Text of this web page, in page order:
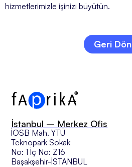
hizmetlerimizle işinizi büyütün.
Geri Dön
İstanbul – Merkez Ofis
İOSB Mah. YTÜ
Teknopark Sokak
No: 1 İç No: Z16
Başakşehir-İSTANBUL